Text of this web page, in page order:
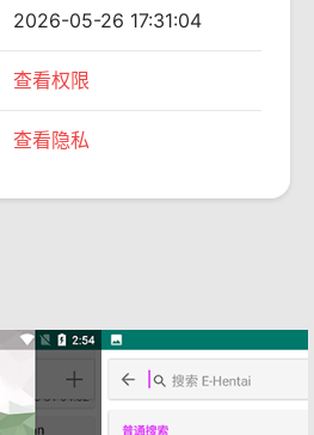
2026-05-26 17:31:04
查看权限
查看隐私